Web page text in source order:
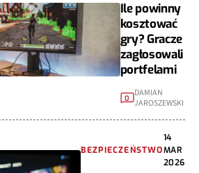
Ile powinny
kosztować
gry? Gracze
zagłosowali
portfelami
0
DAMIAN
JAROSZEWSKI
BEZPIECZEŃSTWO
14
MAR
2026